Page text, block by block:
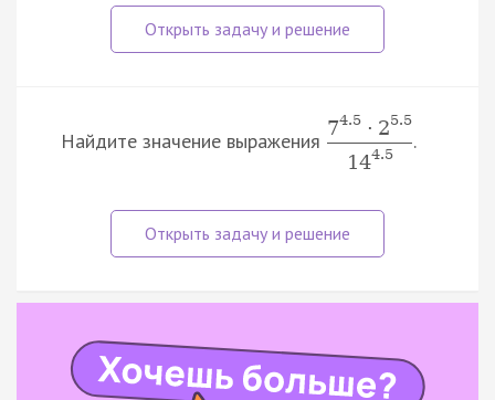
Найдите значение выражения
74.5 · 25.5
144.5
.